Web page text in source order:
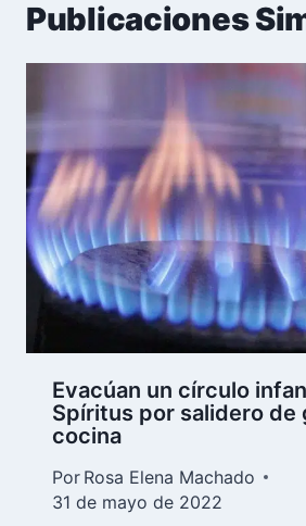
Publicaciones
Evacúan un círculo
Spíritus por salidero de
cocina
Por Rosa Elena Machado
31 de mayo de 2022